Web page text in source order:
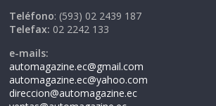
Teléfono: (593) 02 2439 187
Telefax: 02 2242 133
e-mails:
automagazine.ec@gmail.com
automagazine.ec@yahoo.com
direccion@automagazine.ec